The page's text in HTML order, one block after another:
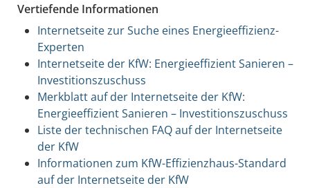
Vertiefende Informationen
Internetseite zur Suche eines Energieeffizienz-
Experten
Internetseite der KfW: Energieeffizient Sanieren –
Investitionszuschuss
Merkblatt auf der Internetseite der KfW:
Energieeffizient Sanieren – Investitionszuschuss
Liste der technischen FAQ auf der Internetseite
der KfW
Informationen zum KfW-Effizienzhaus-Standard
auf der Internetseite der KfW